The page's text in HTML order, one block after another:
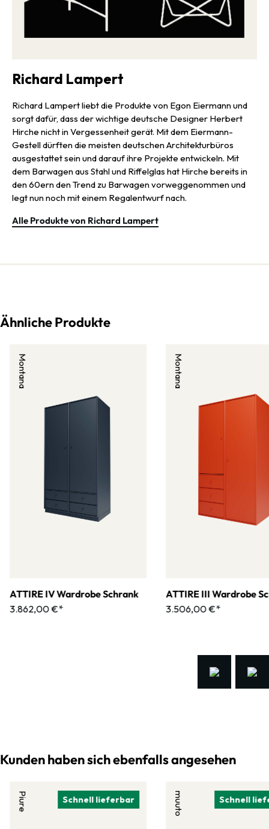
Richard Lampert
Richard Lampert liebt die Produkte von Egon Eiermann und
sorgt dafür, dass der wichtige deutsche Designer Herbert
Hirche nicht in Vergessenheit gerät. Mit dem Eiermann-
Gestell dürften die meisten deutschen Architekturbüros
ausgestattet sein und darauf ihre Projekte entwickeln. Mit
dem Barwagen aus Stahl und Riffelglas hat Hirche bereits in
den 60ern den Trend zu Barwagen vorweggenommen und
legt nun noch mit einem Regalentwurf nach.
Alle Produkte von Richard Lampert
Ähnliche Produkte
Montana
ATTIRE IV Wardrobe Schrank
3.862,00 €*
Montana
ATTIRE III Wardrobe
3.506,00 €*
Kunden haben sich ebenfalls angesehen
Schnell lieferbar
Piure Schnell
muuto